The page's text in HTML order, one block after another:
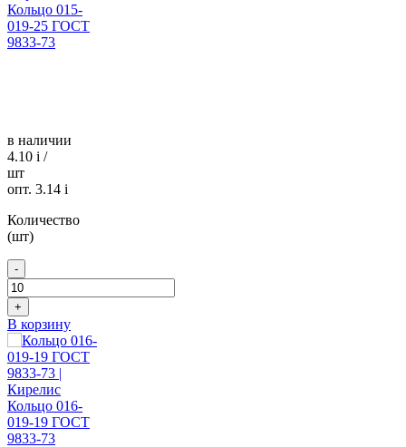
Кольцо 015-
019-25 ГОСТ
9833-73
в наличии
4.10 i /
шт
опт. 3.14 i
Количество
(шт)
-
+
В корзину
Кольцо 016-
019-19 ГОСТ
9833-73